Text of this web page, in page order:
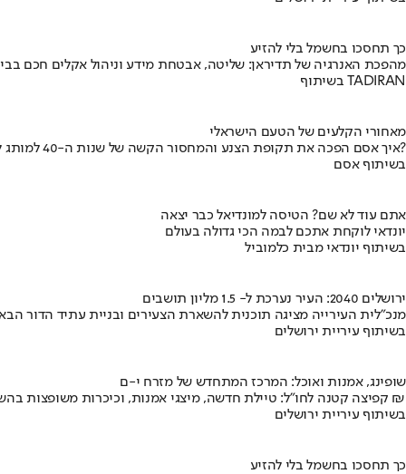
כך תחסכו בחשמל בלי להזיע
מהפכת האנרגיה של תדיראן: שליטה, אבטחת מידע וניהול אקלים חכם
בשיתוף TADIRAN
מאחורי הקלעים של הטעם הישראלי
איך אסם הפכה את תקופת הצנע והמחסור הקשה של שנות ה-40 למותג לאומי?
בשיתוף אסם
אתם עוד לא שם? הטיסה למונדיאל כבר יצאה
יונדאי לוקחת אתכם לבמה הכי גדולה בעולם
בשיתוף יונדאי מבית כלמוביל
ירושלים 2040: העיר נערכת ל- 1.5 מליון תושבים
מנכ"לית העירייה מציגה תוכנית להשארת הצעירים ובניית עתיד הדור
בשיתוף עיריית ירושלים
שופינג, אמנות ואוכל: המרכז המתחדש של מזרח י-ם
קפיצה קטנה לחו"ל: טיילת חדשה, מיצגי אמנות, וכיכרות משופצות בהשקעה של 100 מיליון ₪
בשיתוף עיריית ירושלים
כך תחסכו בחשמל בלי להזיע